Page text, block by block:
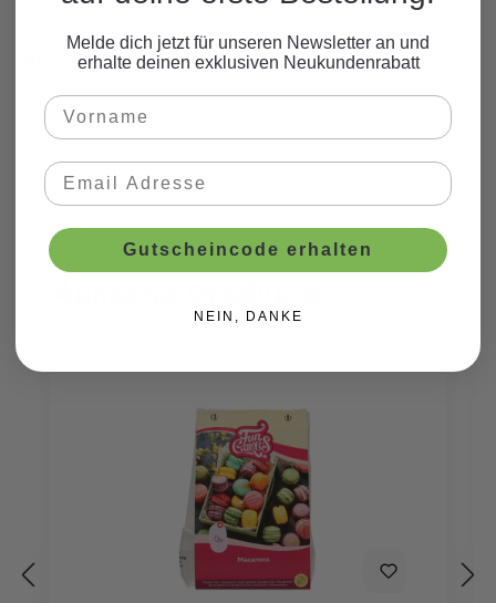
Beschreibung
Melde dich jetzt für unseren Newsletter an und
erhalte deinen exklusiven Neukundenrabatt
Gutscheincode erhalten
NEIN, DANKE